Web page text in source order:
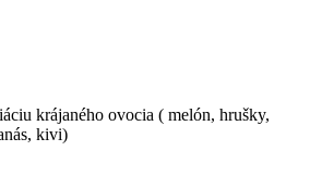
krájaného ovocia ( melón, hrušky,
kivi)